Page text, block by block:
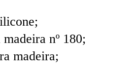
nº 180;
madeira;